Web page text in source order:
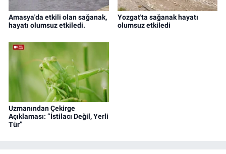
Amasya'da etkili olan sağanak,
hayatı olumsuz etkiledi.
Yozgat'ta sağanak hayatı
olumsuz etkiledi
Uzmanından Çekirge
Açıklaması: “İstilacı Değil, Yerli
Tür”